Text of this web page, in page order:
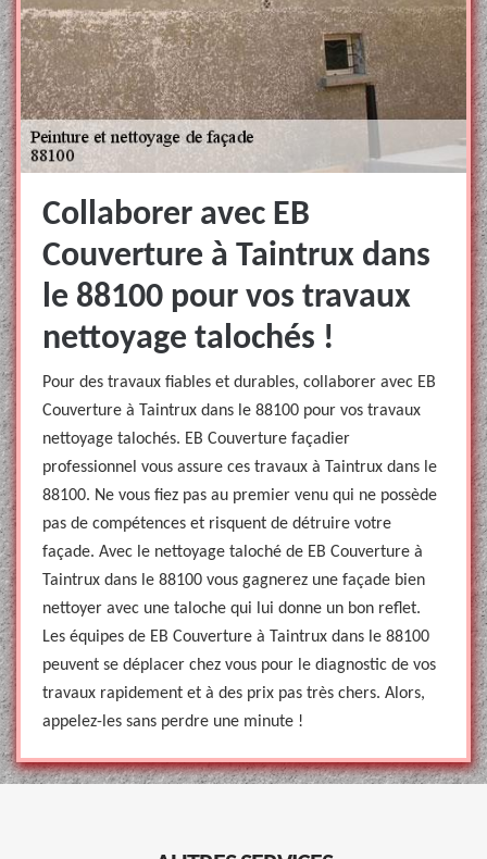
Collaborer avec EB
Couverture à Taintrux dans
le 88100 pour vos travaux
nettoyage talochés !
Pour des travaux fiables et durables, collaborer avec EB
Couverture à Taintrux dans le 88100 pour vos travaux
nettoyage talochés. EB Couverture façadier
professionnel vous assure ces travaux à Taintrux dans le
88100. Ne vous fiez pas au premier venu qui ne possède
pas de compétences et risquent de détruire votre
façade. Avec le nettoyage taloché de EB Couverture à
Taintrux dans le 88100 vous gagnerez une façade bien
nettoyer avec une taloche qui lui donne un bon reflet.
Les équipes de EB Couverture à Taintrux dans le 88100
peuvent se déplacer chez vous pour le diagnostic de vos
travaux rapidement et à des prix pas très chers. Alors,
appelez-les sans perdre une minute !